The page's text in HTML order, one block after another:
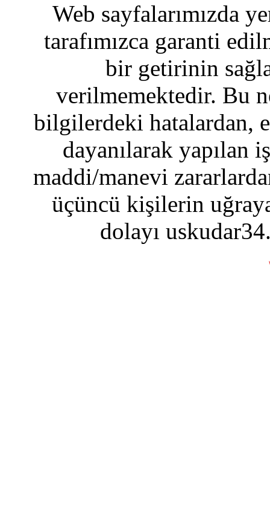
Web sayfalarımızda
tarafımızca garanti
bir getirinin
verilmemektedir. Bu
bilgilerdeki hatalardan,
dayanılarak yapılan
maddi/manevi
üçüncü kişilerin
dolayı